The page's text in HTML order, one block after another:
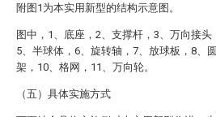
附图1为本实用新型的结构示意图。
图中，1、底座，2、支撑杆，3、万向接头
5、半球体，6、旋转轴，7、放球板，8、
架，10、格网，11、万向轮。
（五）具体实施方式